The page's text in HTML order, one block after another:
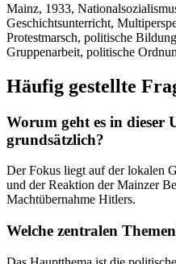
Mainz, 1933,
Geschichtsunterricht,
Protestmarsch, politische
Gruppenarbeit, politische
Häufig gestellte
Worum geht es in dieser
grundsätzlich?
Der Fokus liegt auf der lokalen
und der Reaktion der Mainzer
Machtübernahme Hitlers.
Welche zentralen